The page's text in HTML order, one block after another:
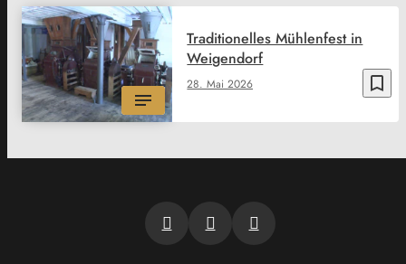
bookmark_border
28. Mai 2026
Traditionelles Mühlenfest in
Weigendorf